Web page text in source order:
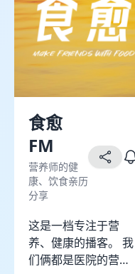
一天。 主理⼈：热爱
中医的糖糖 破除误解
& 精准就医 | 圈内人
带你： 🔍 看清真实中
医：告别神化 & 妖魔
化，讲点接地气的中
医养生知识。 💪 盘点
中医“主战场”：感冒发
烧月经焦虑失眠...哪些
病找中医更拿手？ 关
注我们，一起看病少
踩坑，健康不迷路~
身中医世家，自幼接
受中医的熏陶，长期
进行常见病、疑难杂
食愈
FM
营养师的健
康、饮食亲历
分享
这是一档专注于营
养、健康的播客。 我
们俩都是医院的营养